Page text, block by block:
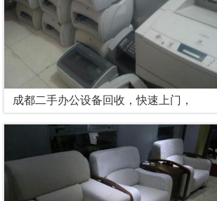
成都二手办公设备回收，快速上门，